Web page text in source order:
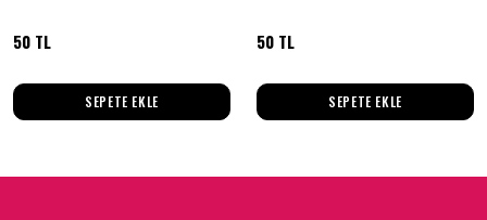
50 TL
SEPETE EKLE
50 TL
SEPETE EKLE